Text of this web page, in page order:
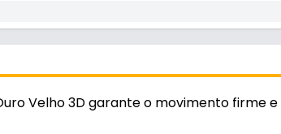
Velho 3D garante o movimento firme e